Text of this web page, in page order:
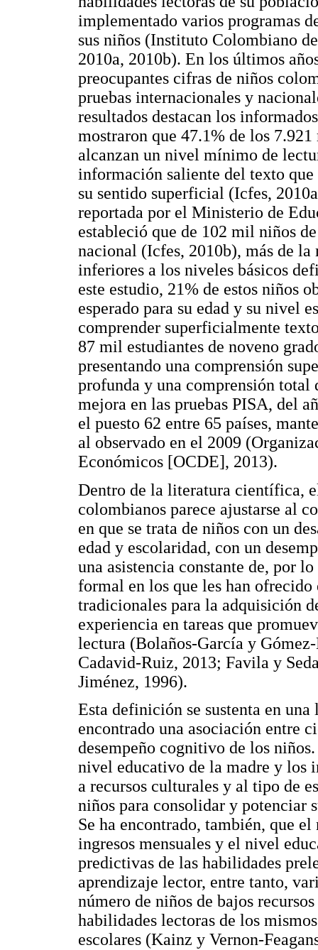
implementado varios programas
sus niños (Instituto Colombiano
2010a, 2010b). En los últimos
preocupantes cifras de niños
pruebas internacionales y
resultados destacan los
mostraron que 47.1% de los
alcanzan un nivel mínimo de
información saliente del texto
su sentido superficial (Icfes,
reportada por el Ministerio de
estableció que de 102 mil niños
nacional (Icfes, 2010b), más de la
inferiores a los niveles básicos
este estudio, 21% de estos niños
esperado para su edad y su nivel
comprender superficialmente
87 mil estudiantes de noveno
presentando una comprensión
profunda y una comprensión total
mejora en las pruebas PISA, del
el puesto 62 entre 65 países,
al observado en el 2009
Económicos [OCDE], 2013).
Dentro de la literatura científica,
colombianos parece ajustarse al
en que se trata de niños con un
edad y escolaridad, con un
una asistencia constante de, por
formal en los que les han ofrecido
tradicionales para la adquisición
experiencia en tareas que
lectura (Bolaños-García y
Cadavid-Ruiz, 2013; Favila y
Jiménez, 1996).
Esta definición se sustenta en
encontrado una asociación entre
desempeño cognitivo de los
nivel educativo de la madre y los
a recursos culturales y al tipo de
niños para consolidar y potenciar
Se ha encontrado, también, que
ingresos mensuales y el nivel
predictivas de las habilidades
aprendizaje lector, entre tanto,
número de niños de bajos
habilidades lectoras de los
escolares (Kainz y Vernon-